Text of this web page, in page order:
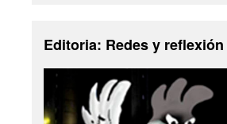
Editoria: Redes y reflexión